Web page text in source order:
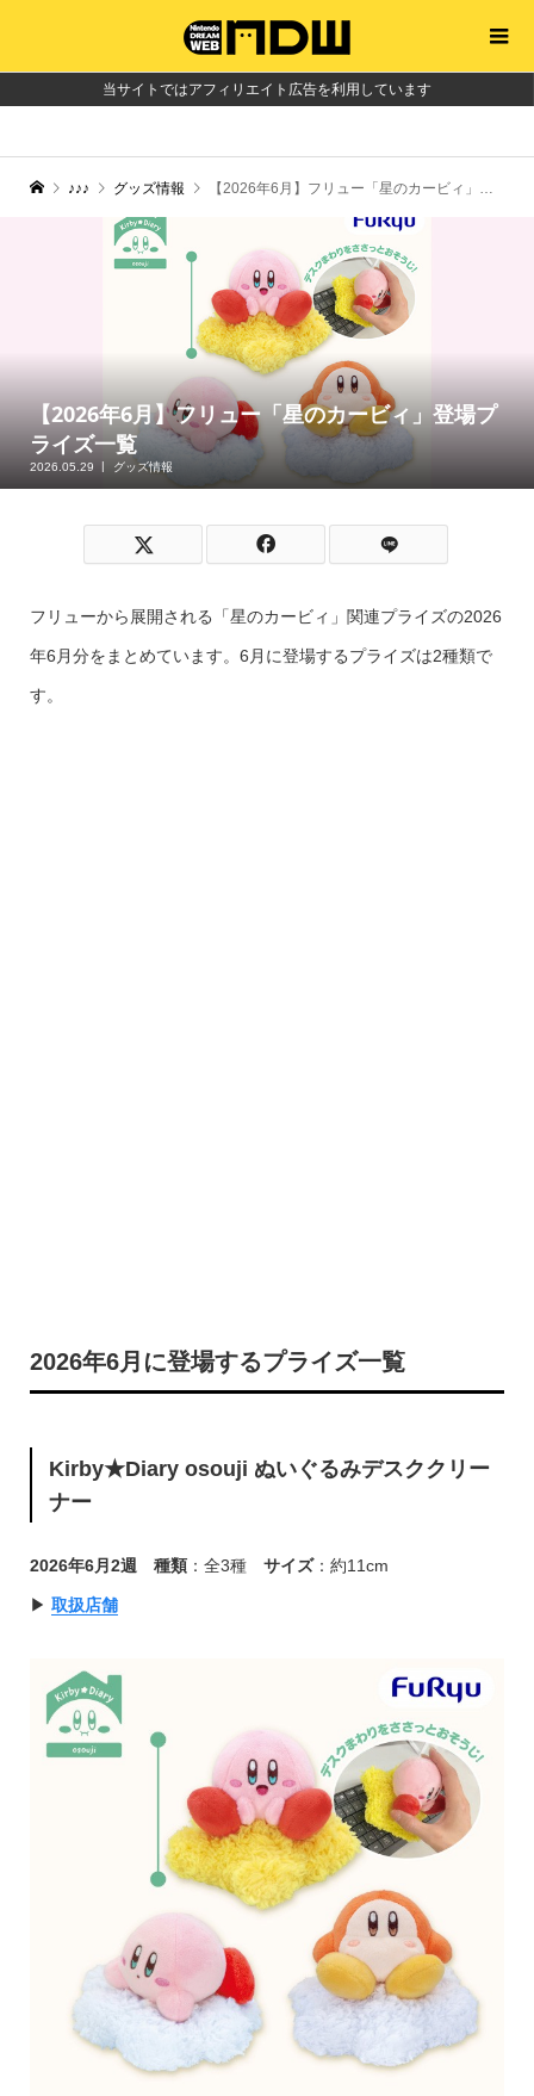
当サイトではアフィリエイト広告を利用しています
♪♪♪ グッズ情報 【2026年6月】フリュー「星のカービィ」登場プライズ一覧
【2026年6月】フリュー「星のカービィ」登場プ
ライズ一覧
2026.05.29 グッズ情報
フリューから展開される「星のカービィ」関連プライズの2026
年6月分をまとめています。6月に登場するプライズは2種類で
す。
2026年6月に登場するプライズ一覧
Kirby★Diary osouji ぬいぐるみデスククリー
ナー
2026年6月2週 種類：全3種 サイズ：約11cm
▶︎ 取扱店舗